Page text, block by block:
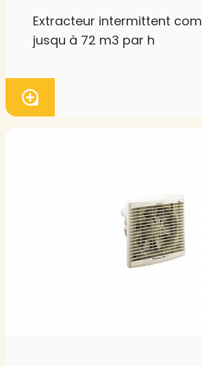
Extracteur intermittent
jusqu à 72 m3 par h